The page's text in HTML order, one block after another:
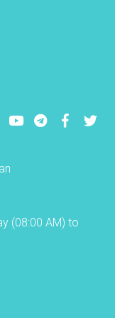
YoutubeLinkedIn
(08:00 AM) to